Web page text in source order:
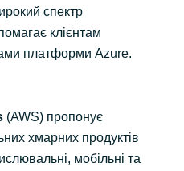
спектр
клієнтам
платформи Azure.
(AWS) пропонує
хмарних продуктів
мобільні та